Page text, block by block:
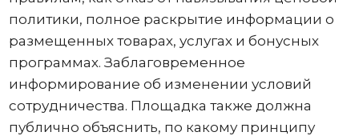
политики, полное раскрытие информации о
размещенных товарах, услугах и бонусных
программах. Заблаговременное
информирование об изменении условий
сотрудничества. Площадка также должна
публично объяснить, по какому принципу